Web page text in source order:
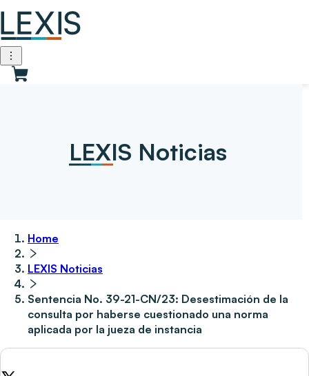
LEXIS Noticias
Home
LEXIS Noticias
Sentencia No. 39-21-CN/23: Desestimación de la
consulta por haberse cuestionado una norma
aplicada por la jueza de instancia